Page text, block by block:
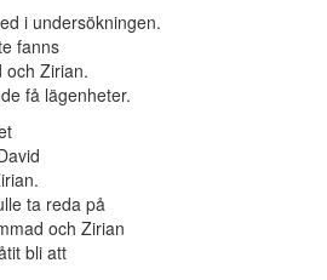
i undersökningen.
fanns
och Zirian.
få lägenheter.
ta reda på
och Zirian
bli att